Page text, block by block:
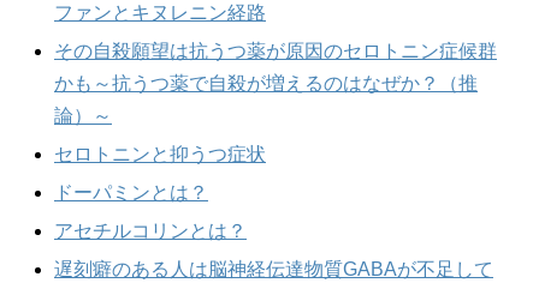
ファンとキヌレニン経路
その自殺願望は抗うつ薬が原因のセロトニン症候群
かも～抗うつ薬で自殺が増えるのはなぜか？（推
論）～
セロトニンと抑うつ症状
ドーパミンとは？
アセチルコリンとは？
遅刻癖のある人は脳神経伝達物質GABAが不足して